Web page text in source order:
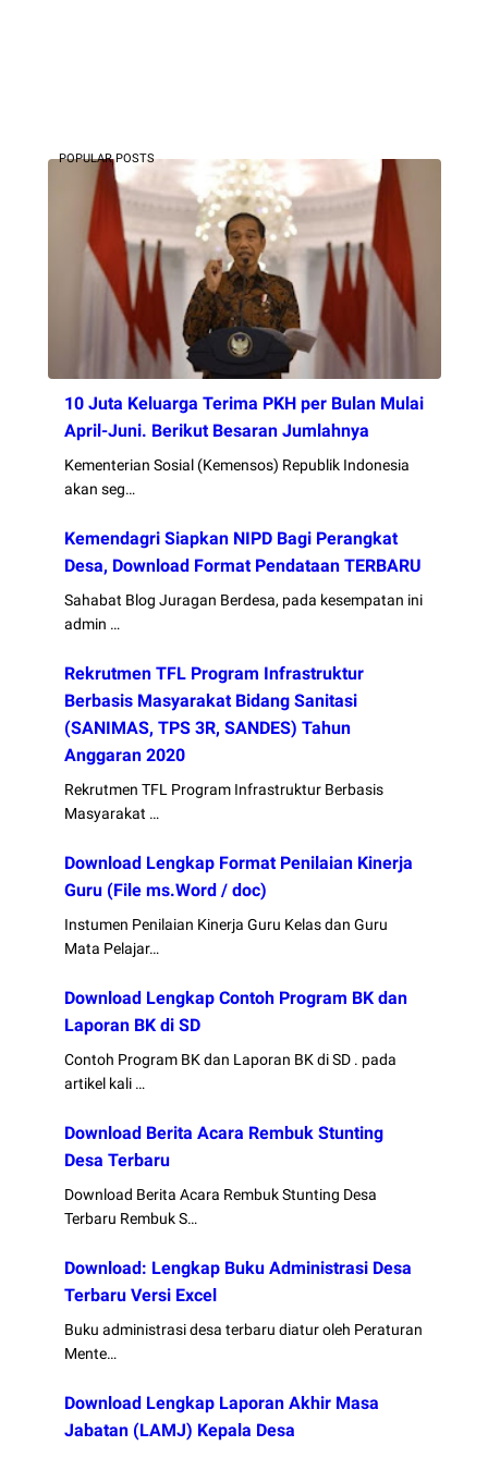
POPULAR POSTS
10 Juta Keluarga Terima PKH per Bulan Mulai
April-Juni. Berikut Besaran Jumlahnya
Kementerian Sosial (Kemensos) Republik Indonesia
akan seg…
Kemendagri Siapkan NIPD Bagi Perangkat
Desa, Download Format Pendataan TERBARU
Sahabat Blog Juragan Berdesa, pada kesempatan ini
admin …
Rekrutmen TFL Program Infrastruktur
Berbasis Masyarakat Bidang Sanitasi
(SANIMAS, TPS 3R, SANDES) Tahun
Anggaran 2020
Rekrutmen TFL Program Infrastruktur Berbasis
Masyarakat …
Download Lengkap Format Penilaian Kinerja
Guru (File ms.Word / doc)
Instumen Penilaian Kinerja Guru Kelas dan Guru
Mata Pelajar…
Download Lengkap Contoh Program BK dan
Laporan BK di SD
Contoh Program BK dan Laporan BK di SD . pada
artikel kali …
Download Berita Acara Rembuk Stunting
Desa Terbaru
Download Berita Acara Rembuk Stunting Desa
Terbaru Rembuk S…
Download: Lengkap Buku Administrasi Desa
Terbaru Versi Excel
Buku administrasi desa terbaru diatur oleh Peraturan
Mente…
Download Lengkap Laporan Akhir Masa
Jabatan (LAMJ) Kepala Desa